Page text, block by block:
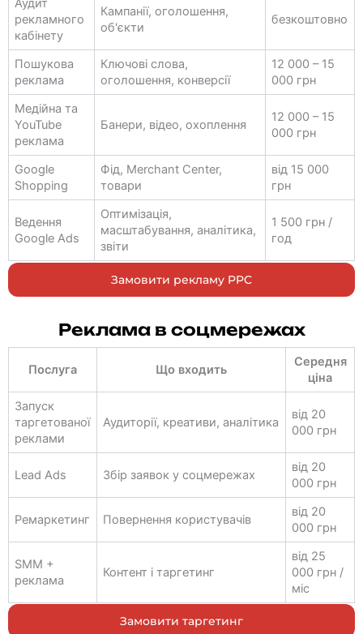
Аудит
рекламного
кабінету
Кампанії, оголошення,
об'єкти
безкоштовно
Пошукова
реклама
Ключові слова,
оголошення, конверсії
12 000 – 15
000 грн
Медійна та
YouTube
реклама
Банери, відео, охоплення
12 000 – 15
000 грн
Google
Shopping
Фід, Merchant Center,
товари
від 15 000
грн
Ведення
Google Ads
Оптимізація,
масштабування, аналітика,
звіти
1 500 грн /
год
Замовити рекламу PPC
Реклама в соцмережах
Послуга Що входить
Середня
ціна
Запуск
таргетованої
реклами
Аудиторії, креативи, аналітика
від 20
000 грн
Lead Ads Збір заявок у соцмережах
від 20
000 грн
Ремаркетинг Повернення користувачів
від 20
000 грн
SMM +
реклама
Контент і таргетинг
від 25
000 грн /
міс
Замовити таргетинг